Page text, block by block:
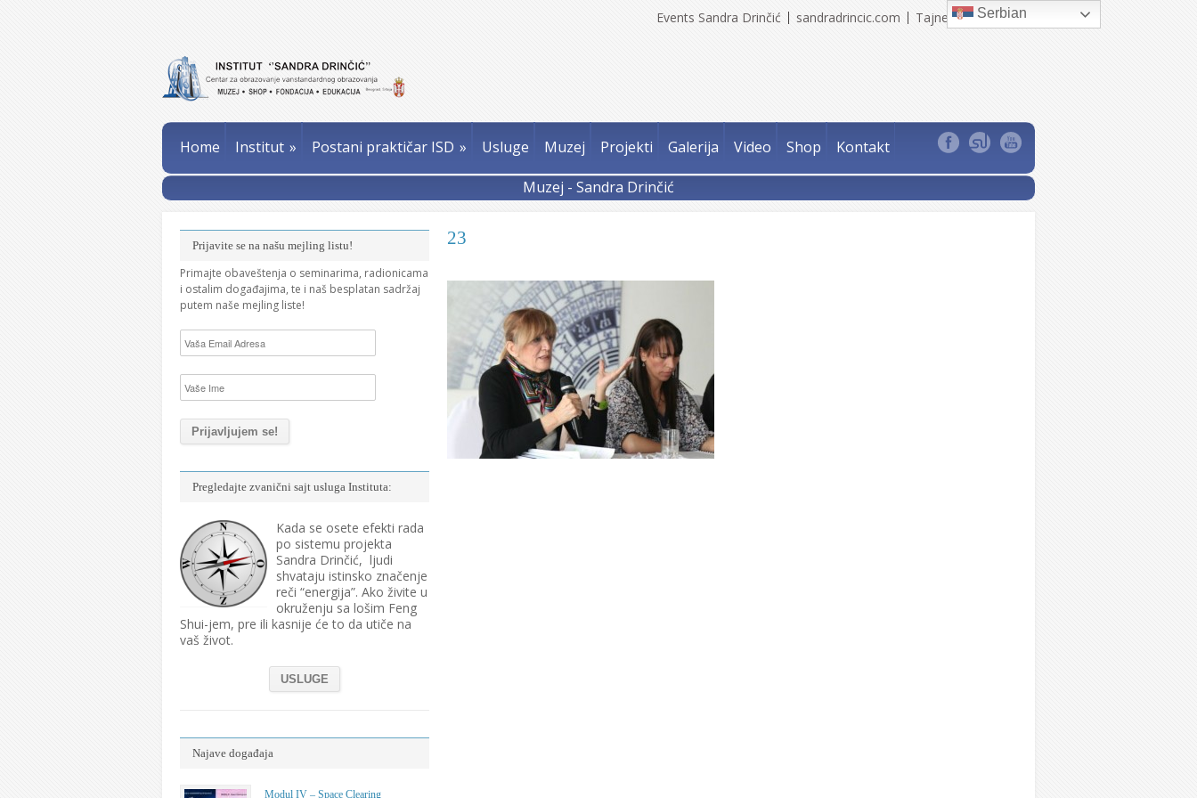
Events Sandra Drinčić sandradrincic.com Tajne Sandra Drinčić
Home Institut » Postani praktičar ISD » Usluge Muzej Projekti Galerija Video Shop Kontakt
Muzej - Sandra Drinčić
23
Prijavite se na našu mejling listu!
Primajte obaveštenja o seminarima, radionicama
i ostalim događajima, te i naš besplatan sadržaj
putem naše mejling liste!
Pregledajte zvanični sajt usluga Instituta:
Kada se osete efekti rada
po sistemu projekta
Sandra Drinčić, ljudi
shvataju istinsko značenje
reči “energija”. Ako živite u
okruženju sa lošim Feng
Shui-jem, pre ili kasnije će to da utiče na
vaš život.
USLUGE
Najave događaja
Modul IV – Space Clearing
Serbian